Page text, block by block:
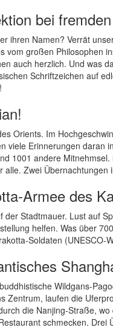
bei
ihren Namen? Verrät
vom großen Philosophen
auch herzlich. Und was
Schriftzeichen auf
Orients. Im
viele Erinnerungen daran
1001 andere
alle. Zwei Übernachtungen
Armee des
der Stadtmauer. Lust auf
helfen. Was über
Soldaten
Wildgans-
Zentrum, laufen die
die Nanjing-Straße,
schmecken. Drei